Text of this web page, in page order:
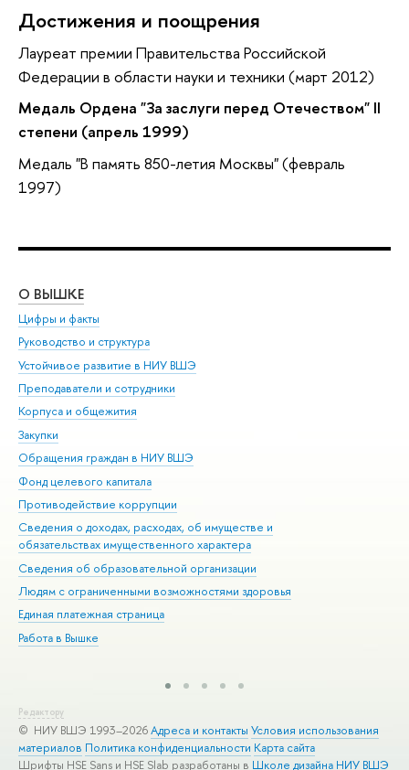
Достижения и поощрения
Лауреат премии Правительства Российской
Федерации в области науки и техники (март 2012)
Медаль Ордена "За заслуги перед Отечеством" II
степени (апрель 1999)
Медаль "В память 850-летия Москвы" (февраль
1997)
О ВЫШКЕ
Цифры и факты
Руководство и структура
Устойчивое развитие в НИУ ВШЭ
Преподаватели и сотрудники
Корпуса и общежития
Закупки
Обращения граждан в НИУ ВШЭ
Фонд целевого капитала
Противодействие коррупции
Сведения о доходах, расходах, об имуществе и
обязательствах имущественного характера
Сведения об образовательной организации
Людям с ограниченными возможностями здоровья
Единая платежная страница
Работа в Вышке
Редактору
© НИУ ВШЭ 1993–2026Адреса и контакты Условия использования
материалов Политика конфиденциальности Карта сайта
Шрифты HSE Sans и HSE Slab разработаны в Школе дизайна НИУ ВШЭ